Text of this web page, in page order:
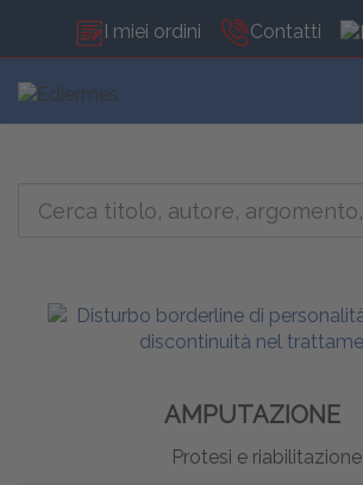
I miei ordini Contatti
AMPUTAZIONE
Protesi e riabilitazione